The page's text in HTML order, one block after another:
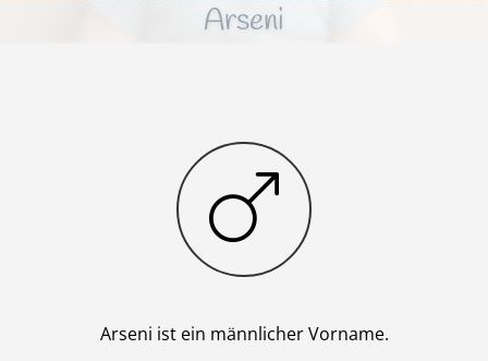
Arseni
Junge
Arseni ist ein männlicher Vorname.